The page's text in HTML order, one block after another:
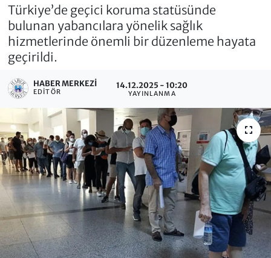
Türkiye’de geçici koruma statüsünde
bulunan yabancılara yönelik sağlık
hizmetlerinde önemli bir düzenleme hayata
geçirildi.
HABER MERKEZI
EDITÖR
14.12.2025 - 10:20
YAYINLANMA